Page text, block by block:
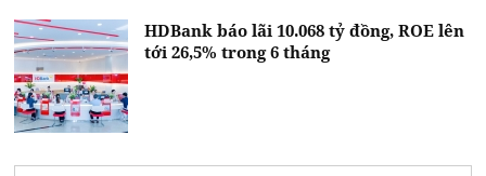
HDBank báo lãi 10.068 tỷ đồng, ROE lên
tới 26,5% trong 6 tháng